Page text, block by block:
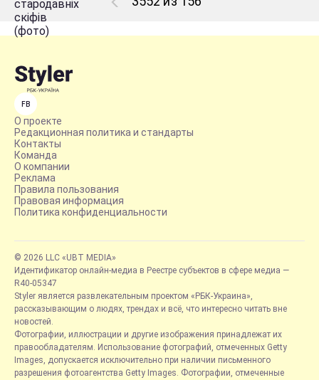
FB
О проекте
Редакционная политика и стандарты
Контакты
Команда
О компании
Реклама
Правила пользования
Правовая информация
Политика конфиденциальности
© 2026 LLC «UBT MEDIA»
Идентификатор онлайн-медиа в Реестре субъектов в сфере медиа —
R40-05347
Styler является развлекательным проектом «РБК-Украина»,
рассказывающим о людях, трендах и всё, что интересно читать вне
новостей.
Фотографии, иллюстрации и другие изображения принадлежат их
правообладателям. Использование фотографий, отмеченных Getty
Images, допускается исключительно при наличии письменного
разрешения фотоагентства Getty Images. Фотографии, отмеченные